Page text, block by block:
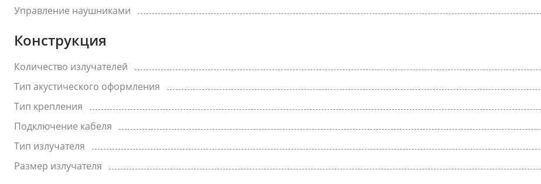
Управление наушниками
Конструкция
Количество излучателей
Тип акустического оформления
Тип крепления
Подключение кабеля
Тип излучателя
Размер излучателя